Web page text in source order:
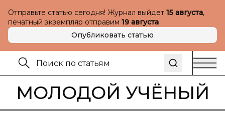
Отправьте статью сегодня! Журнал выйдет 15 августа,
печатный экземпляр отправим 19 августа
Опубликовать статью
МОЛОДОЙ УЧЁНЫЙ